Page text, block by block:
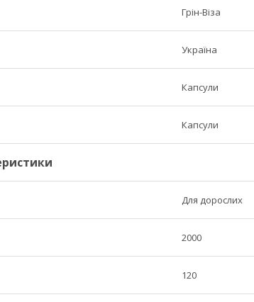
Грін-Віза
Україна
Капсули
Капсули
Для дорослих
2000
120